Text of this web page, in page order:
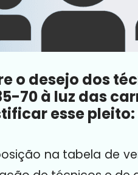
o desejo dos
70 à luz das
esse
na tabela de